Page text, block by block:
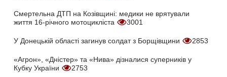
Смертельна ДТП на Козівщині: медики не врятували
життя 16-річного мотоцикліста
3001
У Донецькій області загинув солдат з Борщівщини 2853
«Агрон», «Дністер» та «Нива» дізналися суперників у
Кубку України
2753